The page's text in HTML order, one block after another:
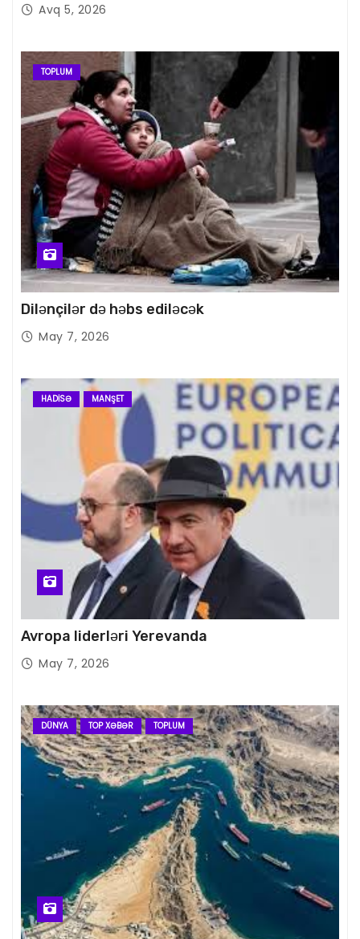
Avq 5, 2026
TOPLUM
Dilənçilər də həbs ediləcək
May 7, 2026
HADISƏ MANŞET
Avropa liderləri Yerevanda
May 7, 2026
DÜNYA TOP XƏBƏR TOPLUM